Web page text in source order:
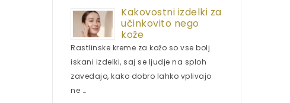
Kakovostni izdelki za
učinkovito nego
kože
Rastlinske kreme za kožo so vse bolj
iskani izdelki, saj se ljudje na sploh
zavedajo, kako dobro lahko vplivajo
ne …